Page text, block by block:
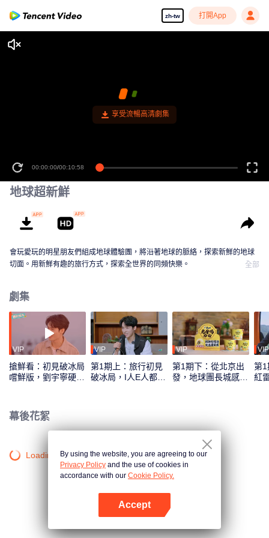
zh-tw 打開App
享受流暢高清劇集
00:00:00/00:10:58
地球超新鮮
會玩愛玩的明星朋友們組成地球體驗團，將沿著地球的脈絡，探索新鮮的地球
切面。用新鮮有趣的旅行方式，探索全世界的同頻快樂。
全部
劇集
VIP
搶鮮看：初見破冰局
嚐鮮版，劉宇寧硬控
VIP
第1期上：旅行初見
破冰局，I人E人都紅
VIP
第1期下：從北京出
發，地球團長城感人
VIP
第1
紅
幕後花絮
Loading…By using the website, you are agreeing to our
Privacy Policy and the use of cookies in
accordance with our Cookie Policy.
Accept